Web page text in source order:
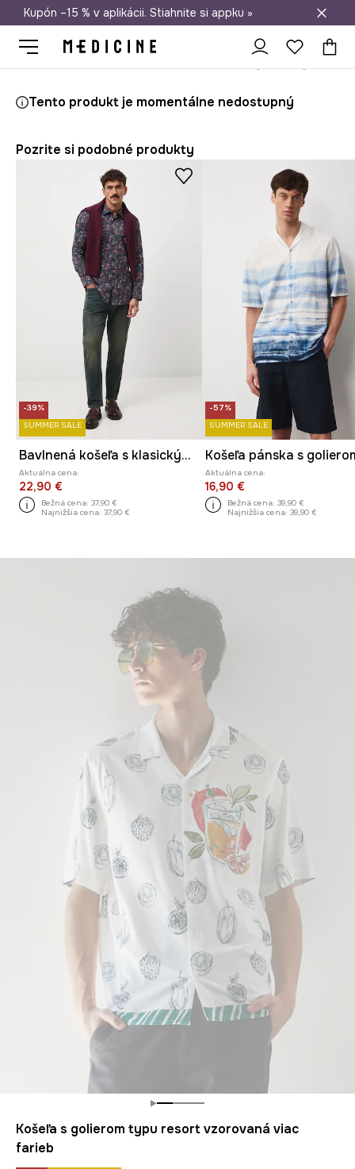
Doprava zadarmo od 50 €
Kupón –15 % v aplikácii. Stiahnite si appku »
Tento produkt je momentálne nedostupný
Pozrite si podobné produkty
-39%
SUMMER SALE
Bavlnená košeľa s klasickým golierom, so vzorom
Aktuálna cena:
22,90 €
Bežná cena: 37,90 €
Najnižšia cena: 37,90 €
-57%
SUMMER SALE
Aktuálna cena:
16,90 €
Bežná cena: 39,90 €
Najnižšia cena: 39,90 €
Košeľa s golierom typu resort vzorovaná viac
farieb